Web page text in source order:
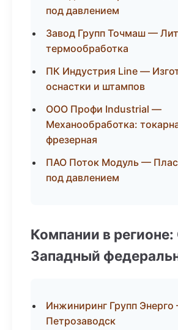
под давлением
Завод Групп Точмаш —
термообработка
ПК Индустрия Line —
оснастки и штампов
ООО Профи Industrial —
Механообработка:
фрезерная
ПАО Поток Модуль —
под давлением
Компании в
Западный
Инжиниринг Групп
Петрозаводск